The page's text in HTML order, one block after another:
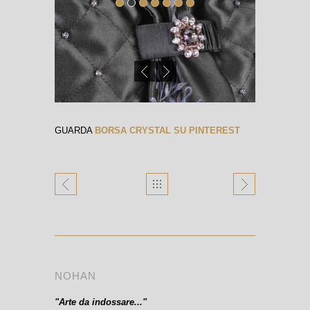
GUARDA BORSA CRYSTAL SU PINTEREST
NOHAN
"Arte da indossare..."